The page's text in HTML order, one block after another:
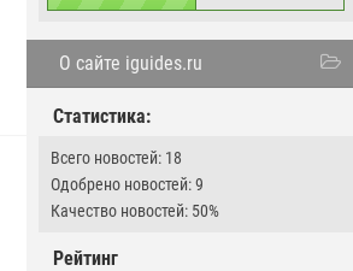
О сайте iguides.ru
Статистика:
Всего новостей: 18
Одобрено новостей: 9
Качество новостей: 50%
Рейтинг